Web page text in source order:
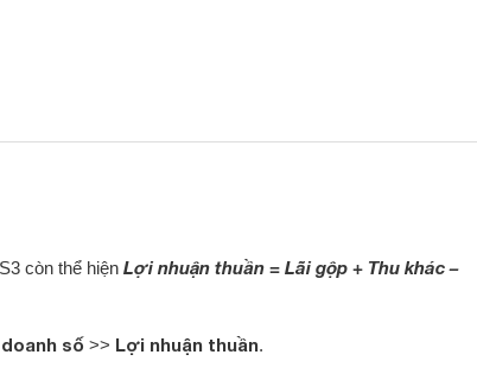
còn thể hiện Lợi nhuận thuần = Lãi gộp + Thu khác –
số >> Lợi nhuận thuần.